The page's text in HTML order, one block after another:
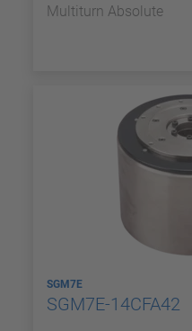
Multiturn Absolute
SGM7E
SGM7E-14CFA42